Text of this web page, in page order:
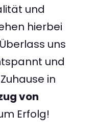
und
hierbei
uns
und
in
von
Erfolg!